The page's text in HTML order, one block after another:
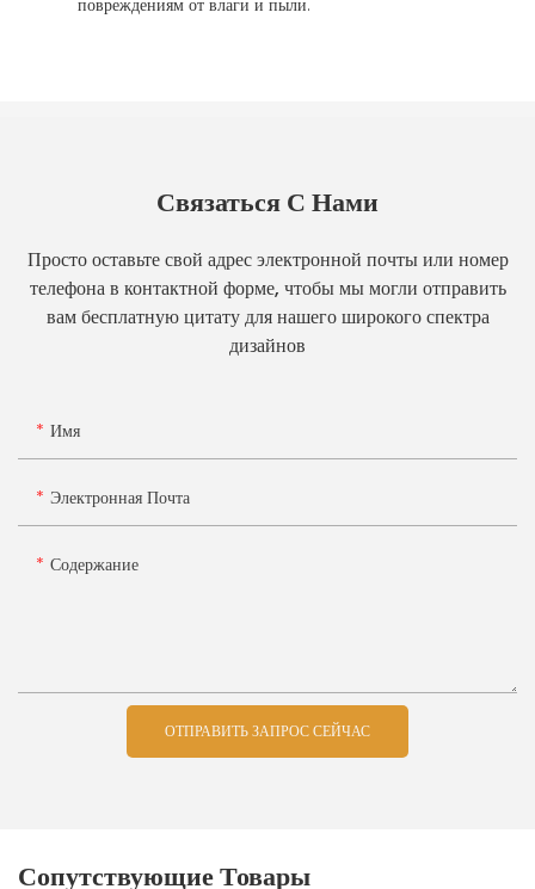
Связаться С Нами
Просто оставьте свой адрес электронной почты или номер
телефона в контактной форме, чтобы мы могли отправить
вам бесплатную цитату для нашего широкого спектра
дизайнов
Имя
Электронная Почта
Содержание
ОТПРАВИТЬ ЗАПРОС СЕЙЧАС
Сопутствующие Товары